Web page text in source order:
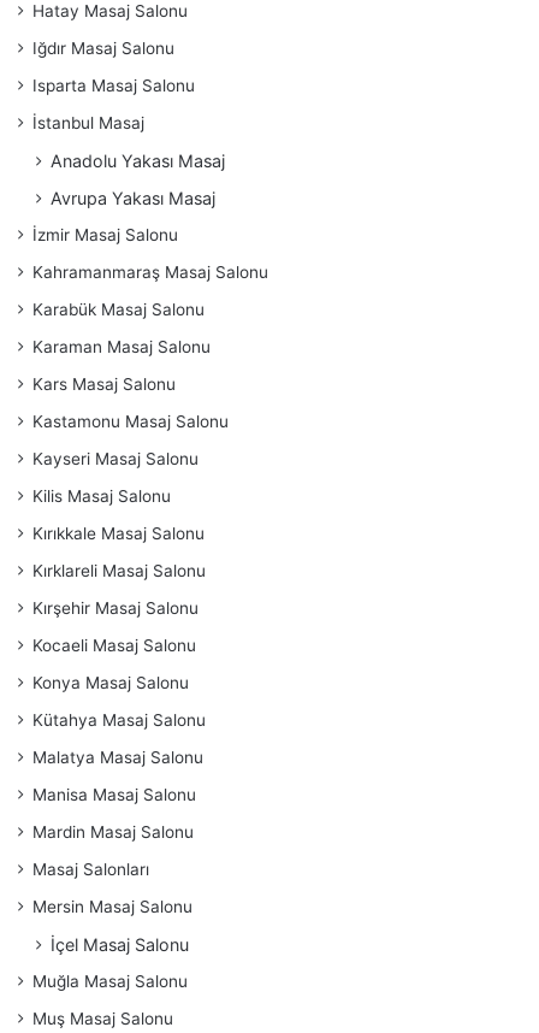
Hatay Masaj Salonu
Iğdır Masaj Salonu
Isparta Masaj Salonu
İstanbul Masaj
Anadolu Yakası Masaj
Avrupa Yakası Masaj
İzmir Masaj Salonu
Kahramanmaraş Masaj Salonu
Karabük Masaj Salonu
Karaman Masaj Salonu
Kars Masaj Salonu
Kastamonu Masaj Salonu
Kayseri Masaj Salonu
Kilis Masaj Salonu
Kırıkkale Masaj Salonu
Kırklareli Masaj Salonu
Kırşehir Masaj Salonu
Kocaeli Masaj Salonu
Konya Masaj Salonu
Kütahya Masaj Salonu
Malatya Masaj Salonu
Manisa Masaj Salonu
Mardin Masaj Salonu
Masaj Salonları
Mersin Masaj Salonu
İçel Masaj Salonu
Muğla Masaj Salonu
Muş Masaj Salonu